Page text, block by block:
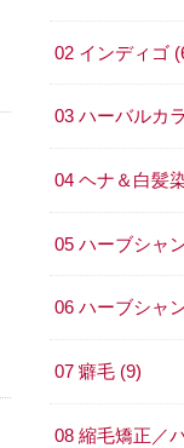
02 インディゴ
03 ハーバルカ
04 ヘナ＆白髪
05 ハーブシャ
06 ハーブシャ
07 癖毛 (9)
08 縮毛矯正／